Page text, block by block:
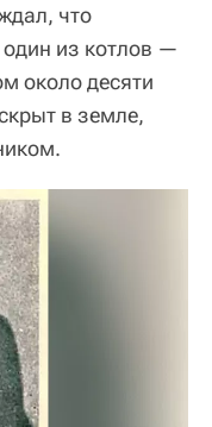
что
из котлов —
около десяти
в земле,